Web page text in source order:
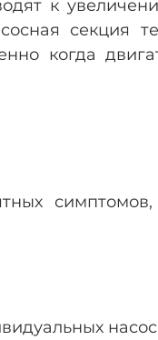
к
секция
когда